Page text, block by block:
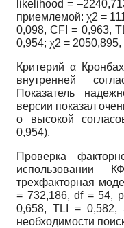
likelihood =
приемлемой: χ2 =
0,098, CFI = 0,963,
0,954; χ2 =
Критерий α
внутренней
Показатель
версии показал
о высокой
0,954).
Проверка
использовании
трехфакторная
= 732,186, df = 54,
0,658, TLI = 0,582,
необходимости